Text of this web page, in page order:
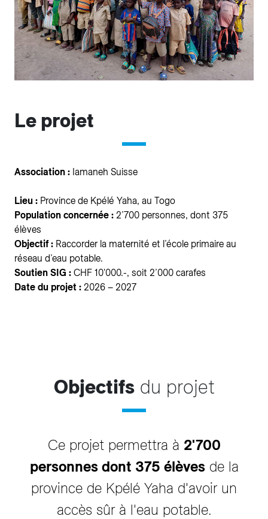
Le projet
Association : Iamaneh Suisse
Lieu : Province de Kpélé Yaha, au Togo
Population concernée : 2’700 personnes, dont 375
élèves
Objectif : Raccorder la maternité et l’école primaire au
réseau d’eau potable.
Soutien SIG : CHF 10'000.-, soit 2’000 carafes
Date du projet : 2026 – 2027
Objectifsdu projet
Ce projet permettra à 2'700
personnes dont 375 élèvesde la
province de Kpélé Yaha d'avoir un
accès sûr à l'eau potable.